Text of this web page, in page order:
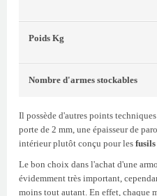
Poids Kg
Nombre d'armes stockables
Il possède d'autres points
porte de 2 mm, une épaisseur de
intérieur plutôt conçu pour les fusils
Le bon choix dans l'achat d'une
évidemment très important,
moins tout autant. En effet, chaque